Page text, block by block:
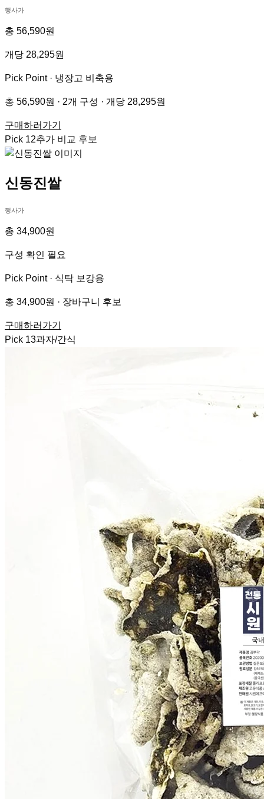
행사가
총 56,590원
개당 28,295원
Pick Point · 냉장고 비축용
총 56,590원 · 2개 구성 · 개당 28,295원
구매하러가기
Pick 12추가 비교 후보
신동진쌀
행사가
총 34,900원
구성 확인 필요
Pick Point · 식탁 보강용
총 34,900원 · 장바구니 후보
구매하러가기
Pick 13과자/간식